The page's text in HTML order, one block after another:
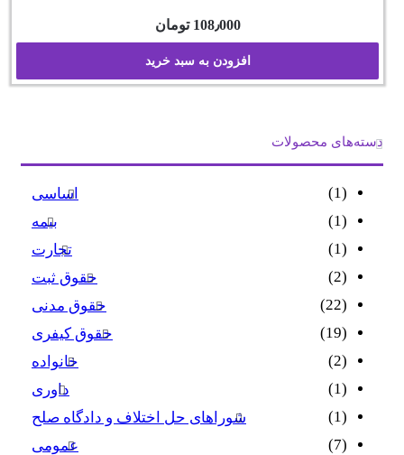
108٫000 تومان
افزودن به سبد خرید
دسته‌های محصولات
اساسی
(1)
بیمه
(1)
تجارت
(1)
حقوق ثبت
(2)
حقوق مدنی
(22)
حقوق کیفری
(19)
خانواده
(2)
داوری
(1)
شوراهای حل اختلاف و دادگاه صلح
(1)
عمومی
(7)